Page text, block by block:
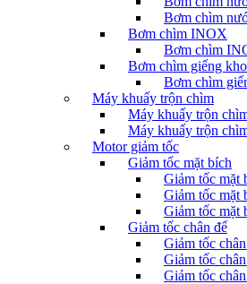
Bơm chìm
Bơm chìm INOX
Bơm chìm
Bơm chìm giếng
Bơm chìm
Máy khuấy trộn chìm
Máy khuấy trộn
Máy khuấy trộn
Motor giảm tốc
Giảm tốc mặt bích
Giảm tốc mặt
Giảm tốc mặt
Giảm tốc mặt
Giảm tốc chân đế
Giảm tốc
Giảm tốc
Giảm tốc